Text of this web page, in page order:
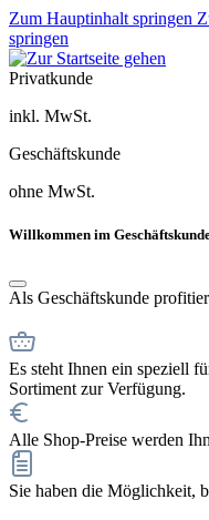
Zum Hauptinhalt springen
springen
Privatkunde
inkl. MwSt.
Geschäftskunde
ohne MwSt.
Willkommen im
Als Geschäftskunde
Es steht Ihnen ein speziell
Sortiment zur Verfügung.
Alle Shop-Preise werden
Sie haben die Möglichkeit,